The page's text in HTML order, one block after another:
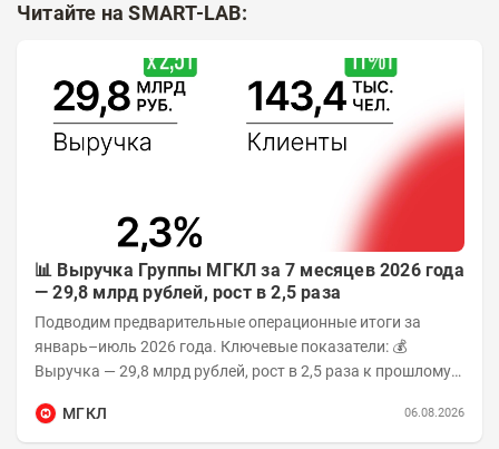
Читайте на SMART-LAB:
📊 Выручка Группы МГКЛ за 7 месяцев 2026 года
— 29,8 млрд рублей, рост в 2,5 раза
Подводим предварительные операционные итоги за
январь–июль 2026 года. Ключевые показатели: 💰
Выручка — 29,8 млрд рублей, рост в 2,5 раза к прошлому
МГКЛ
06.08.2026